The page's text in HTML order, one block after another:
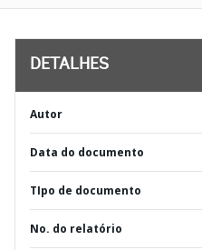
DETALHES
Autor
Data do documento
TIpo de documento
No. do relatório